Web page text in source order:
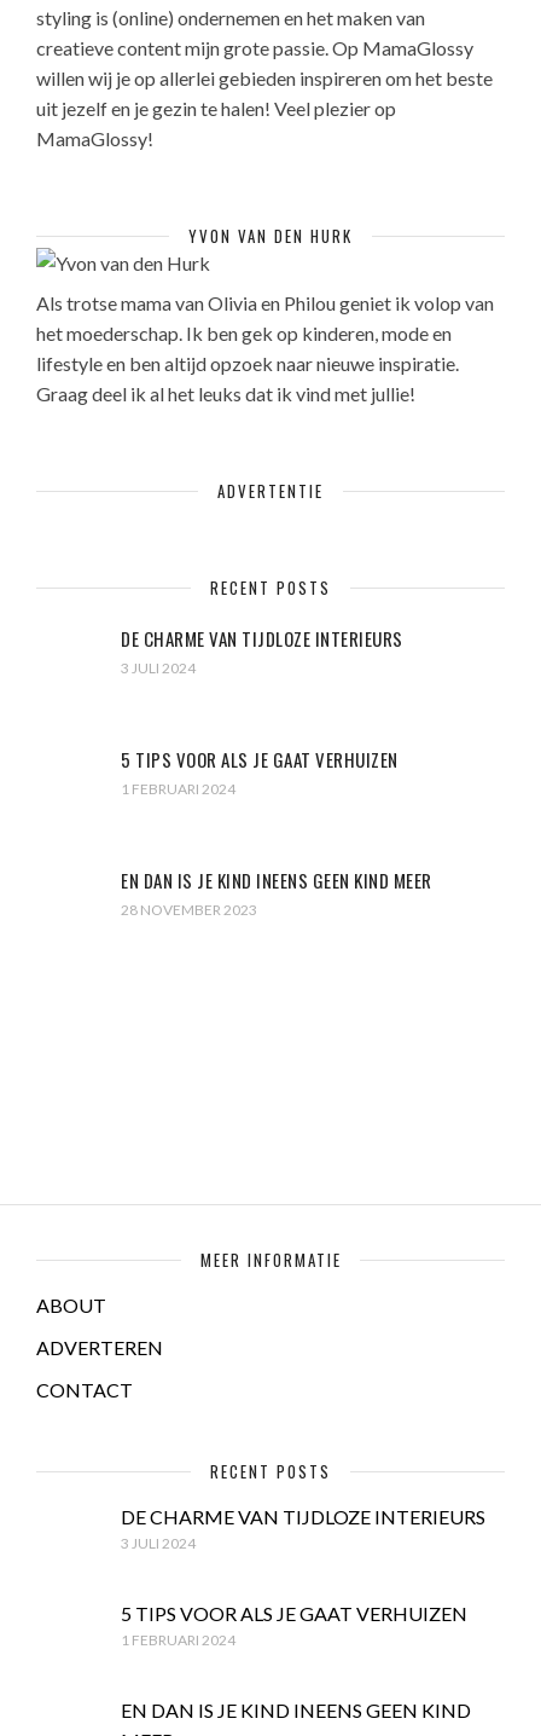
styling is (online) ondernemen en het maken van
creatieve content mijn grote passie. Op MamaGlossy
willen wij je op allerlei gebieden inspireren om het beste
uit jezelf en je gezin te halen! Veel plezier op
MamaGlossy!
YVON VAN DEN HURK
Als trotse mama van Olivia en Philou geniet ik volop van
het moederschap. Ik ben gek op kinderen, mode en
lifestyle en ben altijd opzoek naar nieuwe inspiratie.
Graag deel ik al het leuks dat ik vind met jullie!
ADVERTENTIE
RECENT POSTS
DE CHARME VAN TIJDLOZE INTERIEURS
3 JULI 2024
5 TIPS VOOR ALS JE GAAT VERHUIZEN
1 FEBRUARI 2024
EN DAN IS JE KIND INEENS GEEN KIND MEER
28 NOVEMBER 2023
MEER INFORMATIE
ABOUT
ADVERTEREN
CONTACT
RECENT POSTS
DE CHARME VAN TIJDLOZE INTERIEURS
3 JULI 2024
5 TIPS VOOR ALS JE GAAT VERHUIZEN
1 FEBRUARI 2024
EN DAN IS JE KIND INEENS GEEN KIND